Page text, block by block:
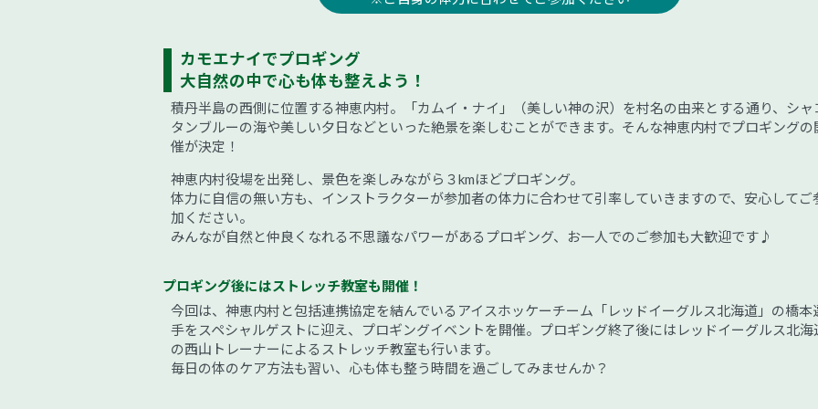
カモエナイでプロギング
大自然の中で心も体も整えよう！
積丹半島の西側に位置する神恵内村。「カムイ・ナイ」（美しい神の沢）を村名の由来とする通り、シャ
タンブルーの海や美しい夕日などといった絶景を楽しむことができます。そんな神恵内村でプロギングの
催が決定！
神恵内村役場を出発し、景色を楽しみながら３kmほどプロギング。
体力に自信の無い方も、インストラクターが参加者の体力に合わせて引率していきますので、安心してご
加ください。
みんなが自然と仲良くなれる不思議なパワーがあるプロギング、お一人でのご参加も大歓迎です♪
プロギング後にはストレッチ教室も開催！
今回は、神恵内村と包括連携協定を結んでいるアイスホッケーチーム「レッドイーグルス北海道」の橋本
手をスペシャルゲストに迎え、プロギングイベントを開催。プロギング終了後にはレッドイーグルス北海
の西山トレーナーによるストレッチ教室も行います。
毎日の体のケア方法も習い、心も体も整う時間を過ごしてみませんか？